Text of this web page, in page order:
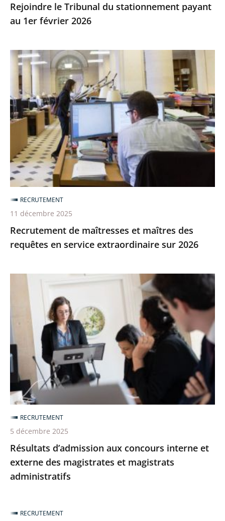
Rejoindre le Tribunal du stationnement payant
au 1er février 2026
Recrutement
maîtresses
et
maîtres
des
requêtes
en
service
extraordinaire
sur
2026
Recrutement de maîtresses et maîtres des
requêtes en service extraordinaire sur 2026
RECRUTEMENT
11 décembre 2025
Résultats
d’admission
concours
interne
et
externe
des
magistrates
et
magistrats
administratifs
Résultats d’admission aux concours interne et
externe des magistrates et magistrats
administratifs
RECRUTEMENT
5 décembre 2025
RECRUTEMENT